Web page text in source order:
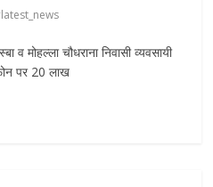
मोहल्ला चौधराना निवासी व्यवसायी
पर 20 लाख